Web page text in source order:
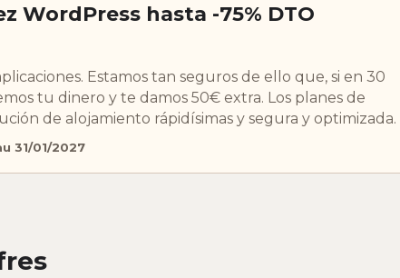
WordPress hasta -75% DTO
Estamos tan seguros de ello que, si en 30
tu dinero y te damos 50€ extra. Los planes de
de alojamiento rápidísimas y segura y optimizada.
31/01/2027